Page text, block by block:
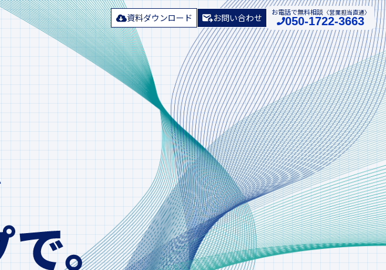
資料ダウンロード お問い合わせ お電話で無料相談〈営業担当直通〉
050-1722-3663